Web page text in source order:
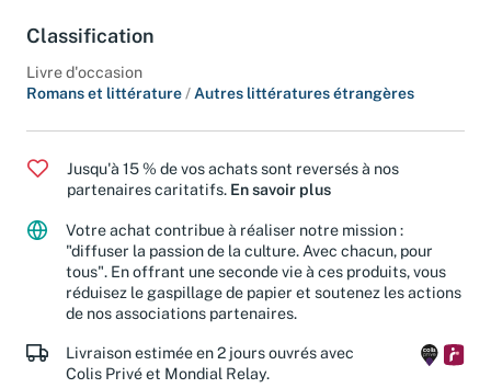
Classification
Livre d'occasion
Romans et littérature / Autres littératures étrangères
Jusqu'à 15 % de vos achats sont reversés à nos
partenaires caritatifs. En savoir plus
Votre achat contribue à réaliser notre mission :
"diffuser la passion de la culture. Avec chacun, pour
tous". En offrant une seconde vie à ces produits, vous
réduisez le gaspillage de papier et soutenez les actions
de nos associations partenaires.
Livraison estimée en 2 jours ouvrés avec
Colis Privé et Mondial Relay.